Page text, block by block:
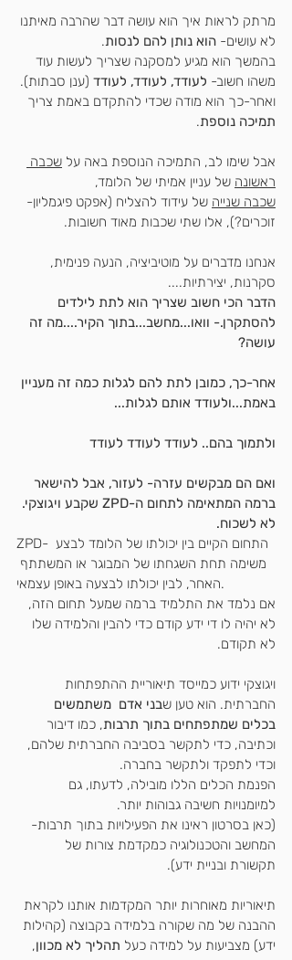
מרתק לראות איך הוא עושה דבר שהרבה מאיתנו
לא עושים- הוא נותן להם לנסות.
בהמשך הוא מגיע למסקנה שצריך לעשות עוד
משהו חשוב- לעודד, לעודד, לעודד (ענן סבתות).
ואחר-כך הוא מודה שכדי להתקדם באמת צריך
תמיכה נוספת.
אבל שימו לב, התמיכה הנוספת באה על שכבה
ראשונה של עניין אמיתי של הלומד,
שכבה שנייה של עידוד להצליח (אפקט פיגמליון-
זוכרים?), אלו שתי שכבות מאוד חשובות.
אנחנו מדברים על מוטיביציה, הנעה פנימית,
סקרנות, יצירתיות....
הדבר הכי חשוב שצריך הוא לתת לילדים
להסתקרן.- וואו...מחשב...בתוך הקיר....מה זה
עושה?
אחר-כך, כמובן לתת להם לגלות כמה זה מעניין
באמת...ולעודד אותם לגלות...
ולתמוך בהם.. לעודד לעודד לעודד
ואם הם מבקשים עזרה- לעזור, אבל להישאר
ברמה המתאימה לתחום ה-ZPD שקבע ויגוצקי.
לא לשכוח.
ZPD- התחום הקיים בין יכולתו של הלומד לבצע
משימה תחת השגחתו של המבוגר או המשתתף
האחר, לבין יכולתו לבצעה באופן עצמאי.
אם נלמד את התלמיד ברמה שמעל תחום הזה,
לא יהיה לו די ידע קודם כדי להבין והלמידה שלו
לא תקודם.
ויגוצקי ידוע כמייסד תיאוריית ההתפתחות
החברתית. הוא טען שבני אדם  משתמשים
בכלים שמתפתחים בתוך תרבות, כמו דיבור
וכתיבה, כדי לתקשר בסביבה החברתית שלהם,
וכדי לתפקד ולתקשר בחברה.
הפנמת הכלים הללו מובילה, לדעתו, גם
למיומנויות חשיבה גבוהות יותר.
(כאן בסרטון ראינו את הפעילויות בתוך תרבות-
המחשב והטכנולוגיה כמקדמת צורות של
תקשורת ובניית ידע).
תיאוריות מאוחרות יותר המקדמות אותנו לקראת
ההבנה של מה שקורה בלמידה בקבוצה (קהילות
ידע) מצביעות על למידה כעל תהליך לא מכוון,